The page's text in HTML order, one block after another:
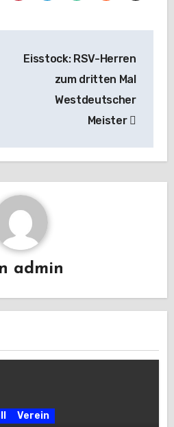
Eisstock: RSV-Herren
zum dritten Mal
Westdeutscher
Meister
admin
Verein